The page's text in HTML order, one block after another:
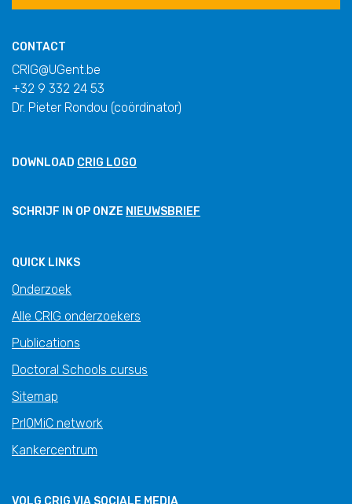
CONTACT
CRIG@UGent.be
+32 9 332 24 53
Dr. Pieter Rondou (coördinator)
DOWNLOAD CRIG LOGO
SCHRIJF IN OP ONZE NIEUWSBRIEF
QUICK LINKS
Onderzoek
Alle CRIG onderzoekers
Publications
Doctoral Schools cursus
Sitemap
PrIOMiC network
Kankercentrum
VOLG CRIG VIA SOCIALE MEDIA